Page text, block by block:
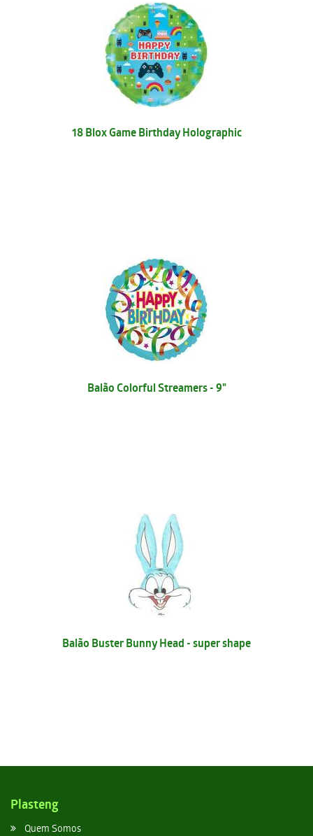
18 Blox Game Birthday Holographic
Balão Colorful Streamers - 9"
Balão Buster Bunny Head - super shape
Plasteng
Quem Somos